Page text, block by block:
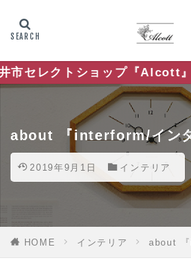
ショップ『Alcott』のファッ
about 『interform/イン
2019年9月1日 インテリア
HOME インテリア about